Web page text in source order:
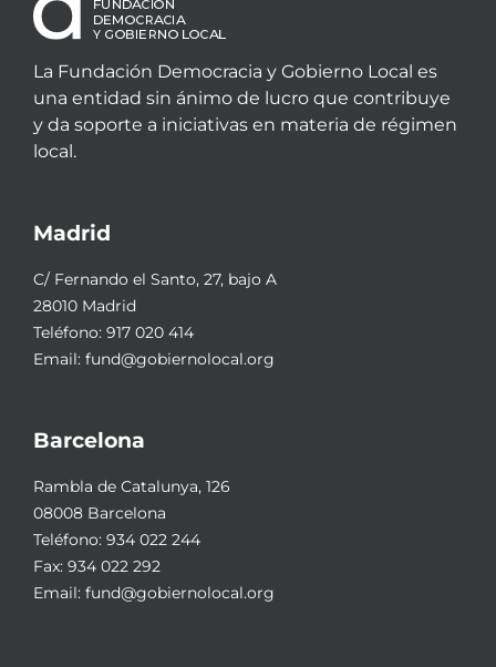
La Fundación Democracia y Gobierno Local es
una entidad sin ánimo de lucro que contribuye
y da soporte a iniciativas en materia de régimen
local.
Madrid
C/ Fernando el Santo, 27, bajo A
28010 Madrid
Teléfono: 917 020 414
Email: fund@gobiernolocal.org
Barcelona
Rambla de Catalunya, 126
08008 Barcelona
Teléfono: 934 022 244
Fax: 934 022 292
Email: fund@gobiernolocal.org